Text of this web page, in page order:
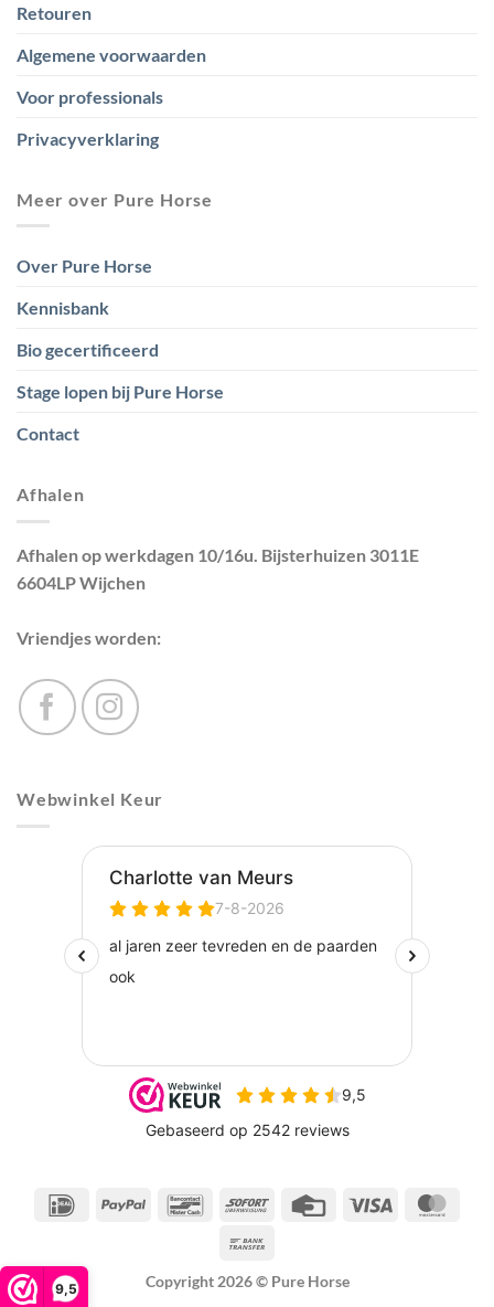
9,5
Retouren
Algemene voorwaarden
Voor professionals
Privacyverklaring
Meer over Pure Horse
Over Pure Horse
Kennisbank
Bio gecertificeerd
Stage lopen bij Pure Horse
Contact
Afhalen
Afhalen op werkdagen 10/16u. Bijsterhuizen 3011E
6604LP Wijchen
Vriendjes worden:
Webwinkel Keur
IDeal PayPal BancontactSofort
Credit
Visa
Copyright 2026 © Pure Horse